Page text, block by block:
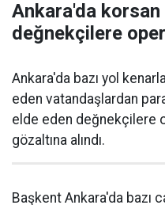
Ankara'da korsan
değnekçilere
Ankara'da bazı yol
eden vatandaşlardan
elde eden değnekçilere
gözaltına alındı.
Başkent Ankara'da bazı